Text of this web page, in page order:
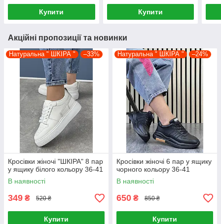
Купити Купити
Акційні пропозиції та новинки
Натуральна " ШКІРА " –33%
Кросівки жіночі "ШКІРА" 8 пар
у ящику білого кольору 36-41
В наявності
349 ₴ 520 ₴
Купити
Натуральна " ШКІРА " –24%
Кросівки жіночі 6 пар у ящику
чорного кольору 36-41
В наявності
650 ₴ 850 ₴
Купити